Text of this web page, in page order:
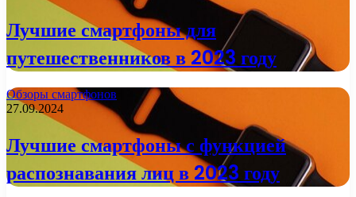
Лучшие смартфоны для
путешественников в 2023 году
Обзоры смартфонов
27.09.2024
Лучшие смартфоны с функцией
распознавания лиц в 2023 году